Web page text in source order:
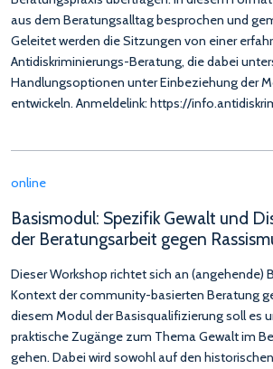
aus dem Beratungsalltag besprochen und
Geleitet werden die Sitzungen von einer
Antidiskriminierungs-Beratung, die dabei
Handlungsoptionen unter Einbeziehung der
entwickeln. Anmeldelink: https://
online
Basismodul: Spezifik Gewalt und
der Beratungsarbeit gegen
Dieser Workshop richtet sich an (angehende)
Kontext der community-basierten Beratung
diesem Modul der Basisqualifizierung soll es
praktische Zugänge zum Thema Gewalt im
gehen. Dabei wird sowohl auf den